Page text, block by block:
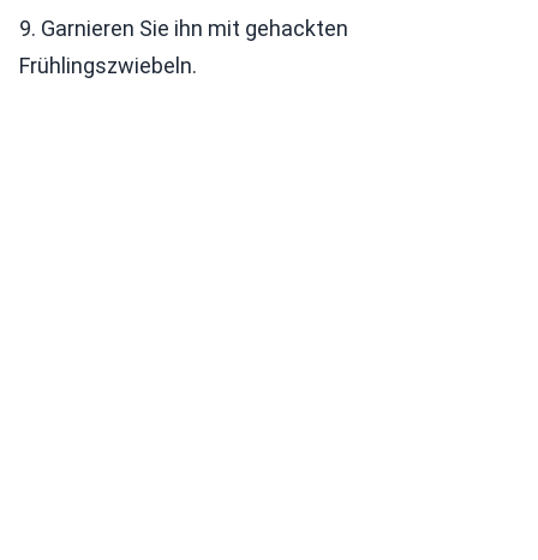
9. Garnieren Sie ihn mit gehackten
Frühlingszwiebeln.